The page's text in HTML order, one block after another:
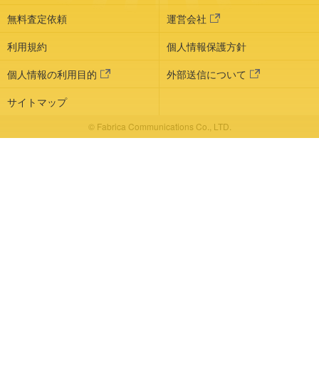
無料査定依頼
運営会社
利用規約
個人情報保護方針
個人情報の利用目的
外部送信について
サイトマップ
© Fabrica Communications Co., LTD.